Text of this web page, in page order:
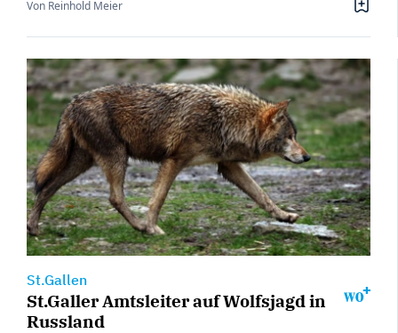
Von Reinhold Meier
St.Gallen
St.Galler Amtsleiter auf Wolfsjagd in
Russland